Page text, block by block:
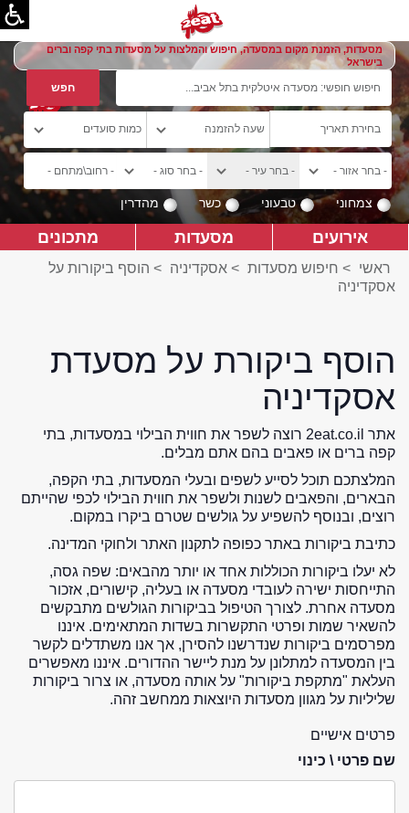
מסעדות, הזמנת מקום במסעדה, חיפוש והמלצות על מסעדות בתי קפה וברים
בישראל
צמחוני טבעוני כשר מהדרין
אירועים מסעדות מתכונים
ראשי > חיפוש מסעדות > אסקדיניה > הוסף ביקורות על
אסקדיניה
הוסף ביקורת על מסעדת
אסקדיניה
אתר 2eat.co.il רוצה לשפר את חווית הבילוי במסעדות, בתי
קפה ברים או פאבים בהם אתם מבלים.
המלצתכם תוכל לסייע לשפים ובעלי המסעדות, בתי הקפה,
הבארים, והפאבים לשנות ולשפר את חווית הבילוי לכפי שהייתם
רוצים, ובנוסף להשפיע על גולשים שטרם ביקרו במקום.
כתיבת ביקורות באתר כפופה לתקנון האתר ולחוקי המדינה.
לא יעלו ביקורות הכוללות אחד או יותר מהבאים: שפה גסה,
התייחסות ישירה לעובדי מסעדה או בעליה, קישורים, אזכור
מסעדה אחרת. לצורך הטיפול בביקורות הגולשים מתבקשים
להשאיר שמות ופרטי התקשרות בשדות המתאימים. איננו
מפרסמים ביקורות שנדרשנו להסירן, אך אנו משתדלים לקשר
בין המסעדה למתלונן על מנת ליישר ההדורים. איננו מאפשרים
העלאת "מתקפת ביקורות" על אותה מסעדה, או צרור ביקורות
שליליות על מגוון מסעדות היוצאות ממחשב זהה.
פרטים אישיים
שם פרטי \ כינוי